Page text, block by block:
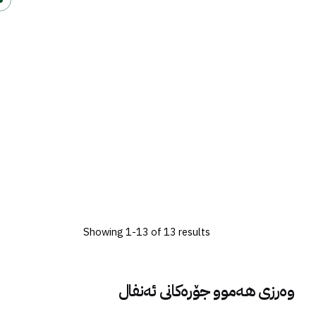
Showing 1-13 of 13 results
وەرزی هەموو جۆرەکانی ئەنفال